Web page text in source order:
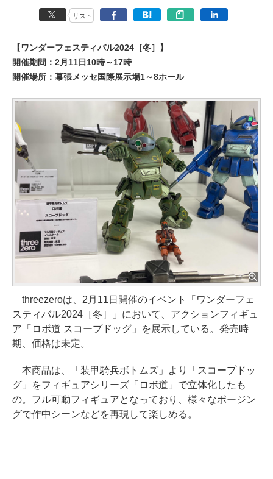
リスト
【ワンダーフェスティバル2024［冬］】
開催期間：2月11日10時～17時
開催場所：幕張メッセ国際展示場1～8ホール
threezeroは、2月11日開催のイベント「ワンダーフェ
スティバル2024［冬］」において、アクションフィギュ
ア「ロボ道 スコープドッグ」を展示している。発売時
期、価格は未定。
本商品は、「装甲騎兵ボトムズ」より「スコープドッ
グ」をフィギュアシリーズ「ロボ道」で立体化したも
の。フル可動フィギュアとなっており、様々なポージン
グで作中シーンなどを再現して楽しめる。